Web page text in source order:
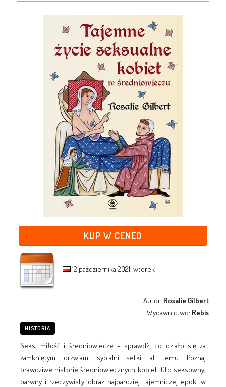
KUP W CENEO
12 października 2021, wtorek
Autor: Rosalie Gilbert
Wydawnictwo: Rebis
HISTORIA
Seks, miłość i średniowiecze – sprawdź, co działo się za
zamkniętymi drzwiami sypialni setki lat temu. Poznaj
prawdziwe historie średniowiecznych kobiet. Oto seksowny,
barwny i rzeczywisty obraz najbardziej tajemniczej epoki w